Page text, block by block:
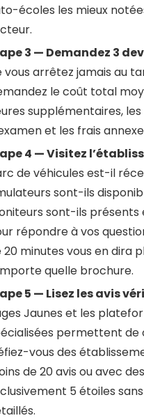
écoles les mieux
3 — Demandez 3
vous arrêtez jamais au
le coût total
supplémentaires,
et les frais
4 — Visitez
de véhicules est-il
sont-ils
sont-ils présents
répondre à vos
20 minutes vous en dira
quelle brochure.
5 — Lisez les avis
Jaunes et les
permettent de
vous des
de 20 avis ou avec
5 étoiles